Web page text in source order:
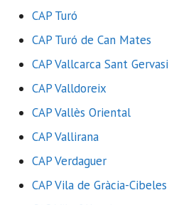
CAP Turó
CAP Turó de Can Mates
CAP Vallcarca Sant Gervasi
CAP Valldoreix
CAP Vallès Oriental
CAP Vallirana
CAP Verdaguer
CAP Vila de Gràcia-Cibeles